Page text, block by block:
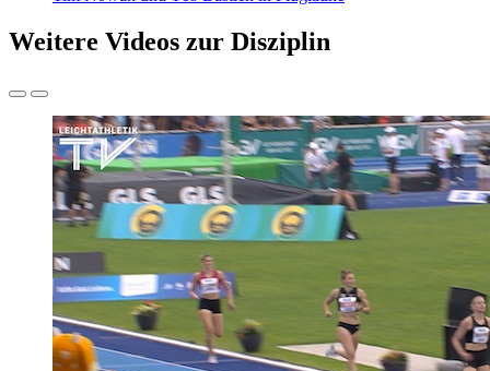
Weitere Videos zur Disziplin